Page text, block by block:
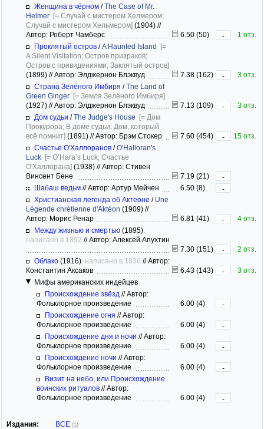
Женщина в чёрном /The Case of Mr.
Helmer [= Случай с мистером Хелмером;
Случай с мистером Хельмером] (1904) //
Автор: Роберт Чамберс
6.50 (50) -
1 отз.
Проклятый остров /A Haunted Island [=
A Silent Visitation; Остров призраков;
Остров с привидениями; Заклятый остров]
(1899) //Автор: Элджернон Блэквуд 7.38 (162) -
3 отз.
Страна Зелёного Имбиря /The Land of
Green Ginger [= Земля Зелёного Имбиря]
(1927) //Автор: Элджернон Блэквуд 7.13 (109) -
3 отз.
Дом судьи /The Judge's House [= Дом
Прокурора; В доме судьи; Дом, который
всё помнит] (1891) //Автор: Брэм Стокер 7.60 (454) -
15 отз.
Счастье О'Халлоранов /O'Halloran's
Luck [= O’Hara’s Luck; Счастье
О'Халлорана] (1938) //Автор: Стивен
Винсент Бене
7.19 (21)
-
Шабаш ведьм //Автор: Артур Мейчен 6.50 (8)
-
Христианская легенда об Актеоне / Une
Légende chrétienne d'Aktéon (1909) //
Автор: Морис Ренар
6.81 (41) -
4 отз.
Между жизнью и смертью (1895)
написано в 1892 //Автор: Алексей Апухтин
7.30 (151)
-
2 отз.
Облако (1916) , написано в 1836 //Автор:
Константин Аксаков
6.43 (143) -
3 отз.
Мифы американских индейцев
Происхождение звёзд //Автор:
Фольклорное произведение
6.00 (4)
-
Происхождение огня //Автор:
Фольклорное произведение
6.00 (4)
-
Происхождение дня и ночи //Автор:
Фольклорное произведение
6.00 (4)
-
Происхождение ночи //Автор:
Фольклорное произведение
6.00 (4)
-
Визит на небо, или Происхождение
воинских ритуалов //Автор:
Фольклорное произведение
6.00 (4) -
Издания: ВСЕ (1)